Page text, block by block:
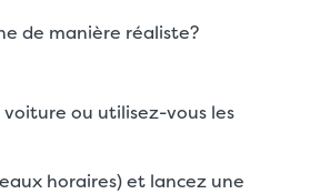
de manière réaliste?
ou utilisez-vous les
horaires) et lancez une